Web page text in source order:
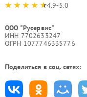
4.9-5.0
ООО "Русервис"
ИНН 7702633247
ОГРН 1077746335776
Поделиться в соц. сетях: